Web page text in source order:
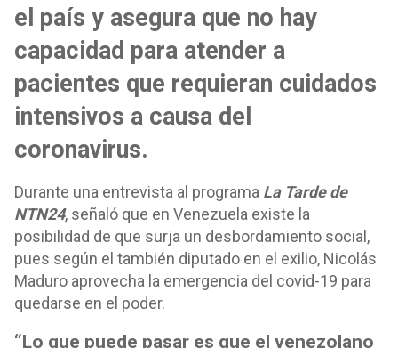
el país y asegura que no hay
capacidad para atender a
pacientes que requieran cuidados
intensivos a causa del
coronavirus.
Durante una entrevista al programa La Tarde de
NTN24, señaló que en Venezuela existe la
posibilidad de que surja un desbordamiento social,
pues según el también diputado en el exilio, Nicolás
Maduro aprovecha la emergencia del covid-19 para
quedarse en el poder.
“Lo que puede pasar es que el venezolano